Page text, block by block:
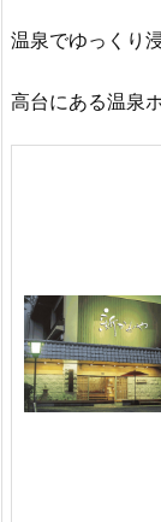
温泉でゆっくり
高台にある温泉